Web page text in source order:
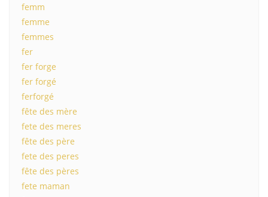
femm
femme
femmes
fer
fer forge
fer forgé
ferforgé
fête des mère
fete des meres
fête des père
fete des peres
fête des pères
fete maman